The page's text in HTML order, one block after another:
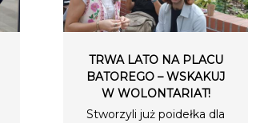
TRWA LATO NA PLACU
BATOREGO – WSKAKUJ
W WOLONTARIAT!
Stworzyli już poidełka dla